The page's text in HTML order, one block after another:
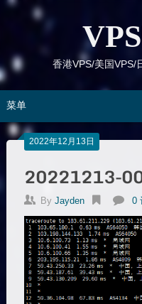
跳
香港VPS/美国VPS/
菜单
2022年12月13日
20221213-
By Jayden 0